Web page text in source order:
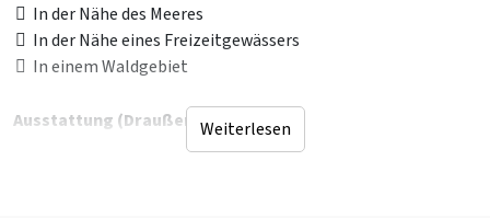
In der Nähe des Meeres
In der Nähe eines Freizeitgewässers
In einem Waldgebiet
Ausstattung (Draußen) Weiterlesen